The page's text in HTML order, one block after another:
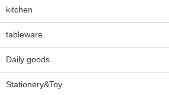
kitchen
tableware
Daily goods
Stationery&Toy